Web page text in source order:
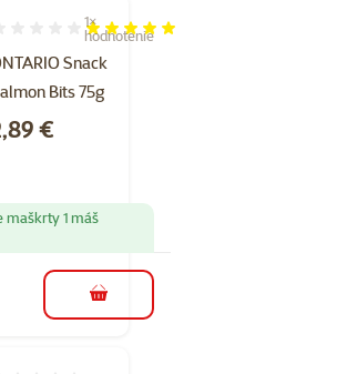
Snack
Bits 75g
Hodnotenie 100%, počet hodnotení: 1
1×
hodnotenie
€
maškrty 1 máš
do košíka